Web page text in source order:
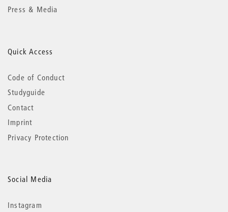
Press & Media
Quick Access
Code of Conduct
Studyguide
Contact
Imprint
Privacy Protection
Social Media
Instagram